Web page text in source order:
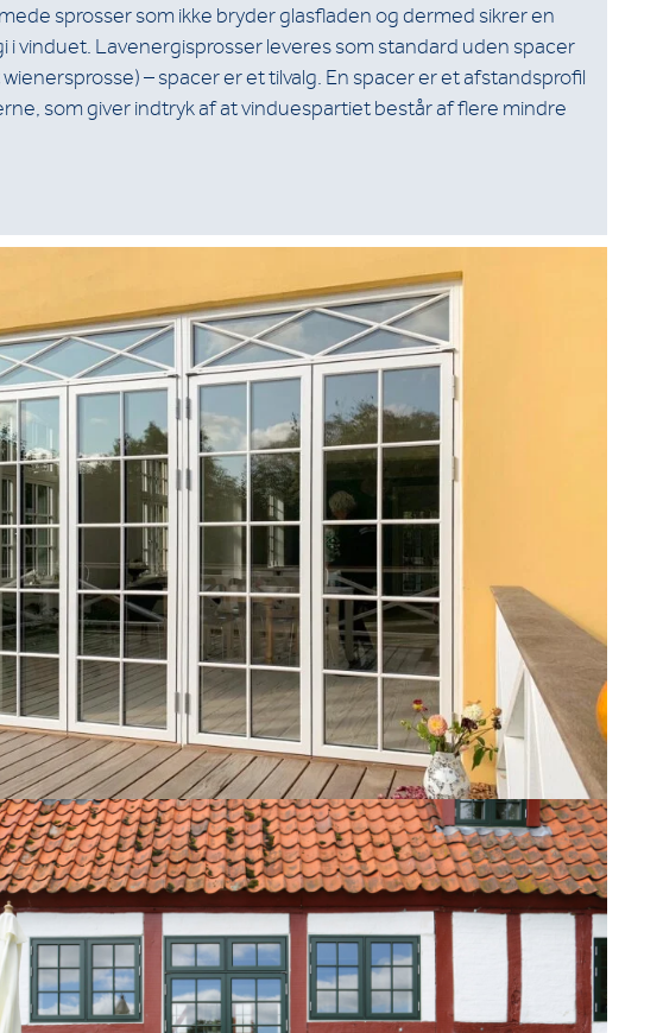
sprosser som ikke bryder glasfladen og dermed sikrer en
i vinduet. Lavenergisprosser leveres som standard uden spacer
– spacer er et tilvalg. En spacer er et afstandsprofil
som giver indtryk af at vinduespartiet består af flere mindre